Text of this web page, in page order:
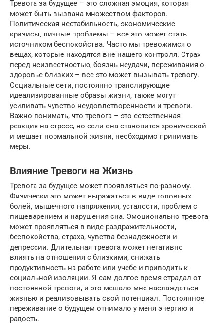
Тревога за будущее – это сложная эмоция, которая
может быть вызвана множеством факторов.
Политическая нестабильность, экономические
кризисы, личные проблемы – все это может стать
источником беспокойства. Часто мы тревожимся о
вещах, которые находятся вне нашего контроля. Страх
перед неизвестностью, боязнь неудачи, переживания о
здоровье близких – все это может вызывать тревогу.
Социальные сети, постоянно транслирующие
идеализированные образы жизни, также могут
усиливать чувство неудовлетворенности и тревоги.
Важно понимать, что тревога – это естественная
реакция на стресс, но если она становится хронической
и мешает нормальной жизни, необходимо принимать
меры.
Влияние Тревоги на Жизнь
Тревога за будущее может проявляться по-разному.
Физически это может выражаться в виде головных
болей, мышечного напряжения, усталости, проблем с
пищеварением и нарушения сна. Эмоционально тревога
может проявляться в виде раздражительности,
беспокойства, страха, чувства безнадежности и
депрессии. Длительная тревога может негативно
влиять на отношения с близкими, снижать
продуктивность на работе или учебе и приводить к
социальной изоляции. Я сам долгое время страдал от
постоянной тревоги, и это мешало мне наслаждаться
жизнью и реализовывать свой потенциал. Постоянное
переживание о будущем отнимало у меня энергию и
радость.